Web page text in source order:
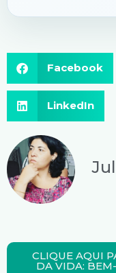
Facebook
LinkedIn
CLIQUE AQUI
DA VIDA: